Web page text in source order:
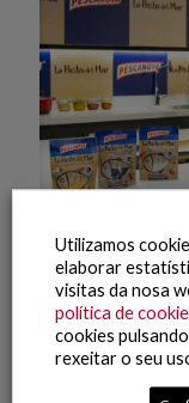
19 Agosto, 2021
Ángel León –
Utilizamos
elaborar
visitas da nosa
política de
cookies
rexeitar o seu